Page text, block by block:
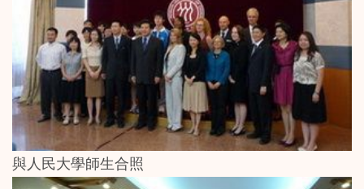
與人民大學師生合照